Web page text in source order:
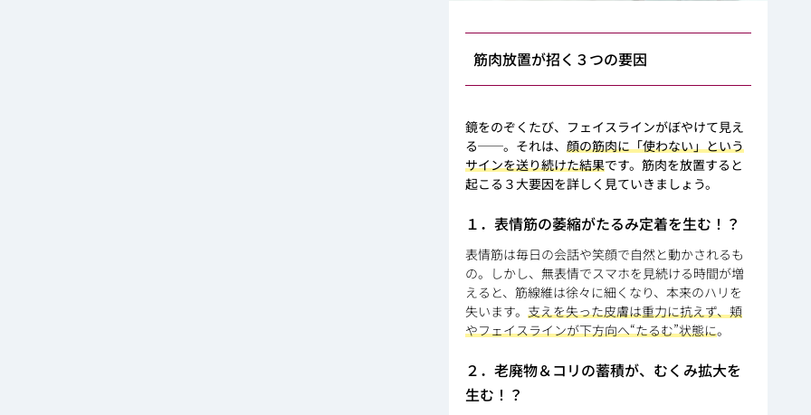
筋肉放置が招く３つの要因
鏡をのぞくたび、フェイスラインがぼやけて見え
る──。それは、 顔の筋肉に「使わない」という
サインを送り続けた結果です。筋肉を放置すると
起こる３大要因を詳しく見ていきましょう。
１．表情筋の萎縮がたるみ定着を生む！？
表情筋は毎日の会話や笑顔で自然と動かされるも
の。しかし、無表情でスマホを見続ける時間が増
えると、筋線維は徐々に細くなり、本来のハリを
失います。 支えを失った皮膚は重力に抗えず、頬
やフェイスラインが下方向へ“たるむ”状態に。
２．老廃物＆コリの蓄積が、むくみ拡大を
生む！？